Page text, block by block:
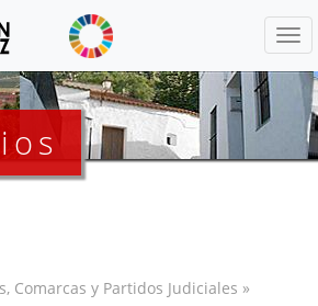
Comarcas y Partidos Judiciales »